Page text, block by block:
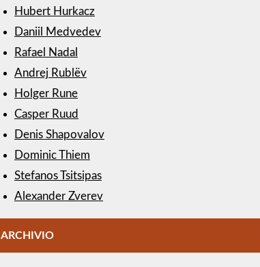
Hubert Hurkacz
Daniil Medvedev
Rafael Nadal
Andrej Rublëv
Holger Rune
Casper Ruud
Denis Shapovalov
Dominic Thiem
Stefanos Tsitsipas
Alexander Zverev
ARCHIVIO